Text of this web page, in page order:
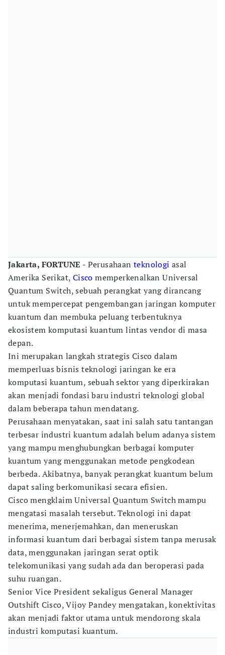
Jakarta, FORTUNE - Perusahaanteknologi asal
Amerika Serikat, Cisco memperkenalkan Universal
Quantum Switch, sebuah perangkat yang dirancang
untuk mempercepat pengembangan jaringan komputer
kuantum dan membuka peluang terbentuknya
ekosistem komputasi kuantum lintas vendor di masa
depan.
Ini merupakan langkah strategis Cisco dalam
memperluas bisnis teknologi jaringan ke era
komputasi kuantum, sebuah sektor yang diperkirakan
akan menjadi fondasi baru industri teknologi global
dalam beberapa tahun mendatang.
Perusahaan menyatakan, saat ini salah satu tantangan
terbesar industri kuantum adalah belum adanya sistem
yang mampu menghubungkan berbagai komputer
kuantum yang menggunakan metode pengkodean
berbeda. Akibatnya, banyak perangkat kuantum belum
dapat saling berkomunikasi secara efisien.
Cisco mengklaim Universal Quantum Switch mampu
mengatasi masalah tersebut. Teknologi ini dapat
menerima, menerjemahkan, dan meneruskan
informasi kuantum dari berbagai sistem tanpa merusak
data, menggunakan jaringan serat optik
telekomunikasi yang sudah ada dan beroperasi pada
suhu ruangan.
Senior Vice President sekaligus General Manager
Outshift Cisco, Vijoy Pandey mengatakan, konektivitas
akan menjadi faktor utama untuk mendorong skala
industri komputasi kuantum.